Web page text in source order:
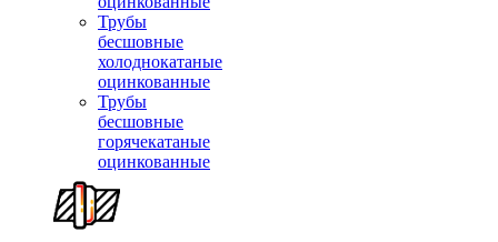
Трубы
бесшовные
холоднокатаные
оцинкованные
Трубы
бесшовные
горячекатаные
оцинкованные